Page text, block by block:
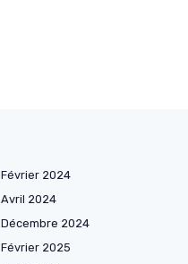
Février 2024
Avril 2024
Décembre 2024
Février 2025